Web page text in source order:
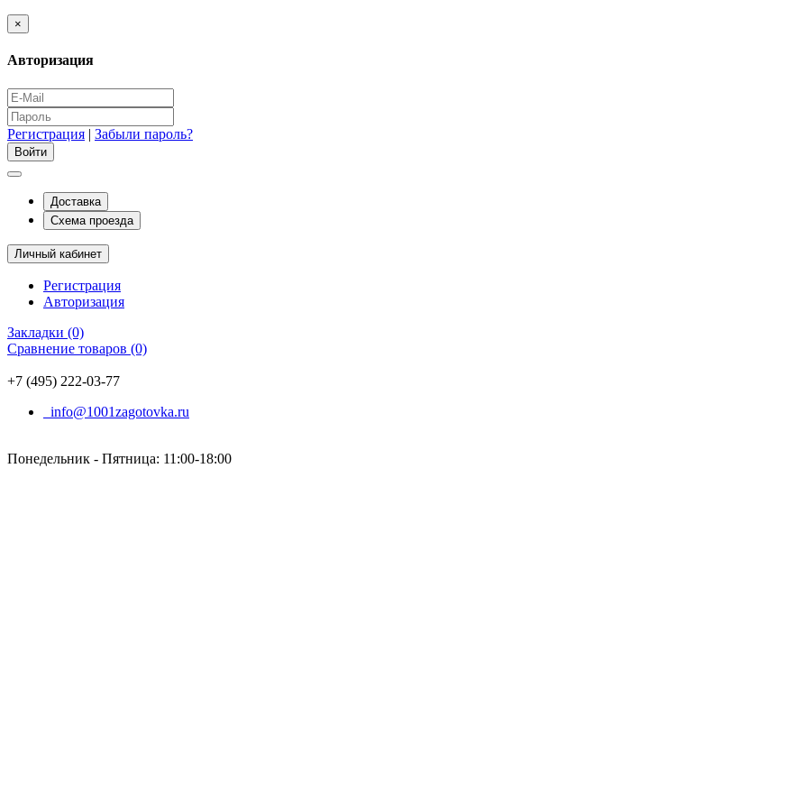
×
Авторизация
Регистрация | Забыли пароль?
Доставка
Схема проезда
Личный кабинет
Регистрация
Авторизация
Закладки (0)
Сравнение товаров (0)
+7 (495) 222-03-77
info@1001zagotovka.ru
Понедельник - Пятница: 11:00-18:00